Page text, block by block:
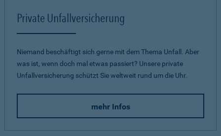
Private Unfallversicherung
Niemand beschäftigt sich gerne mit dem Thema Unfall. Aber
was ist, wenn doch mal etwas passiert? Unsere private
Unfallversicherung schützt Sie weltweit rund um die Uhr.
mehr Infos